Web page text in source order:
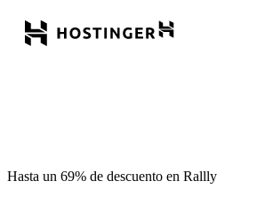
Hasta un 69% de descuento en Rallly